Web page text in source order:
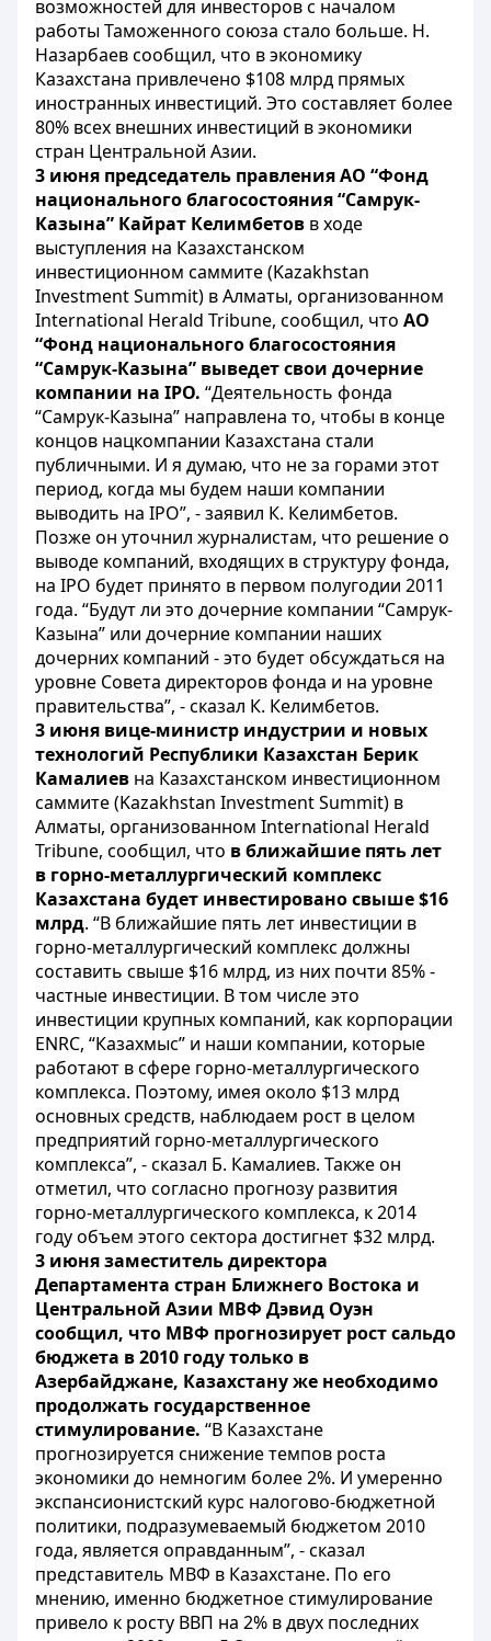
возможностей для инвесторов с началом
работы Таможенного союза стало больше. Н.
Назарбаев сообщил, что в экономику
Казахстана привлечено $108 млрд прямых
иностранных инвестиций. Это составляет более
80% всех внешних инвестиций в экономики
стран Центральной Азии.
3 июня председатель правления АО “Фонд
национального благосостояния “Самрук-
Казына” Кайрат Келимбетов в ходе
выступления на Казахстанском
инвестиционном саммите (Kazakhstan
Investment Summit) в Алматы, организованном
International Herald Tribune, сообщил, что АО
“Фонд национального благосостояния
“Самрук-Казына” выведет свои дочерние
компании на IPO. “Деятельность фонда
“Самрук-Казына” направлена то, чтобы в конце
концов нацкомпании Казахстана стали
публичными. И я думаю, что не за горами этот
период, когда мы будем наши компании
выводить на IPO”, - заявил К. Келимбетов.
Позже он уточнил журналистам, что решение о
выводе компаний, входящих в структуру фонда,
на IPO будет принято в первом полугодии 2011
года. “Будут ли это дочерние компании “Самрук-
Казына” или дочерние компании наших
дочерних компаний - это будет обсуждаться на
уровне Совета директоров фонда и на уровне
правительства”, - сказал К. Келимбетов.
3 июня вице-министр индустрии и новых
технологий Республики Казахстан Берик
Камалиев на Казахстанском инвестиционном
саммите (Kazakhstan Investment Summit) в
Алматы, организованном International Herald
Tribune, сообщил, что в ближайшие пять лет
в горно-металлургический комплекс
Казахстана будет инвестировано свыше $16
млрд. “В ближайшие пять лет инвестиции в
горно-металлургический комплекс должны
составить свыше $16 млрд, из них почти 85% -
частные инвестиции. В том числе это
инвестиции крупных компаний, как корпорации
ENRC, “Казахмыс” и наши компании, которые
работают в сфере горно-металлургического
комплекса. Поэтому, имея около $13 млрд
основных средств, наблюдаем рост в целом
предприятий горно-металлургического
комплекса”, - сказал Б. Камалиев. Также он
отметил, что согласно прогнозу развития
горно-металлургического комплекса, к 2014
году объем этого сектора достигнет $32 млрд.
3 июня заместитель директора
Департамента стран Ближнего Востока и
Центральной Азии МВФ Дэвид Оуэн
сообщил, что МВФ прогнозирует рост сальдо
бюджета в 2010 году только в
Азербайджане, Казахстану же необходимо
продолжать государственное
стимулирование. “В Казахстане
прогнозируется снижение темпов роста
экономики до немногим более 2%. И умеренно
экспансионистский курс налогово-бюджетной
политики, подразумеваемый бюджетом 2010
года, является оправданным”, - сказал
представитель МВФ в Казахстане. По его
мнению, именно бюджетное стимулирование
привело к росту ВВП на 2% в двух последних